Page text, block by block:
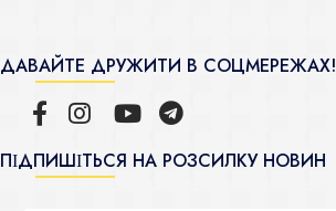
ДАВАЙТЕ ДРУЖИТИ В СОЦМЕРЕЖАХ!
ПІДПИШІТЬСЯ НА РОЗСИЛКУ НОВИН